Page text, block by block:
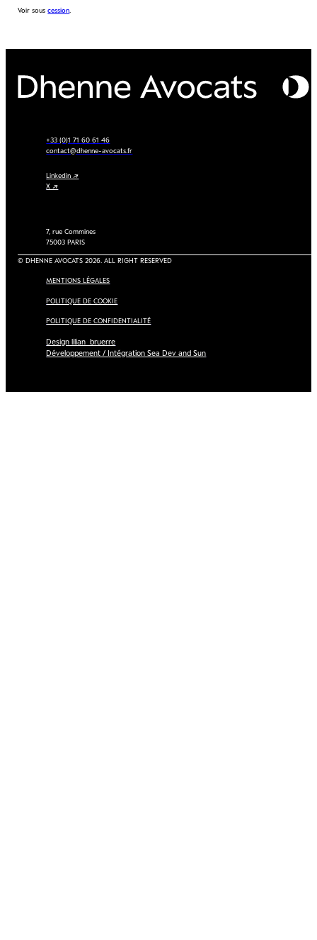
Voir souscession
+33 (0)1 71 60 61 46
contact@dhenne-avocats.fr
Linkedin ↗
X ↗
7, rue Commines
75003 PARIS
© DHENNE AVOCATS 2026. ALL RIGHT RESERVED
MENTIONS LÉGALES
POLITIQUE DE COOKIE
POLITIQUE DE CONFIDENTIALITÉ
Design lilian_bruerre
Développement / Intégration Sea Dev and Sun